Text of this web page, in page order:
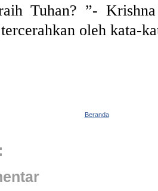
Tuhan? ”-
oleh kata-
Beranda